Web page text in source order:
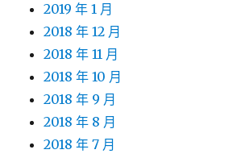
2019 年 1 月
2018 年 12 月
2018 年 11 月
2018 年 10 月
2018 年 9 月
2018 年 8 月
2018 年 7 月